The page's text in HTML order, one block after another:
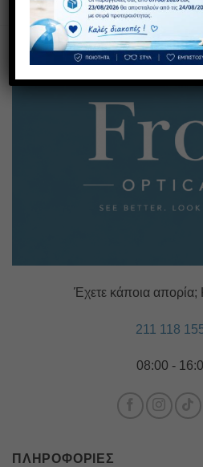
Έχετε κάποια απορία;
211 118
08:00 -
ΠΛΗΡΟΦΟΡΊΕΣ